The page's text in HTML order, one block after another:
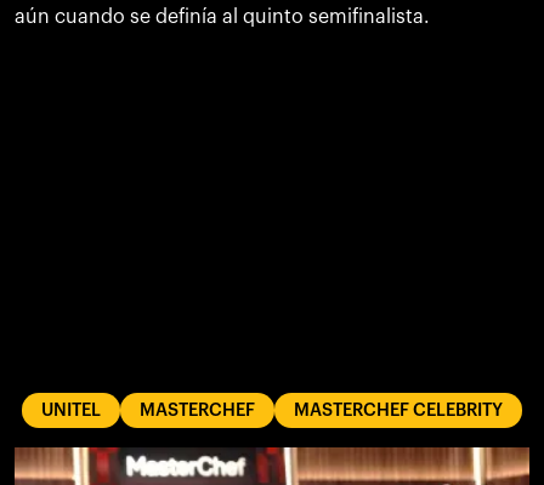
aún cuando se definía al quinto semifinalista.
UNITEL MASTERCHEF MASTERCHEF CELEBRITY